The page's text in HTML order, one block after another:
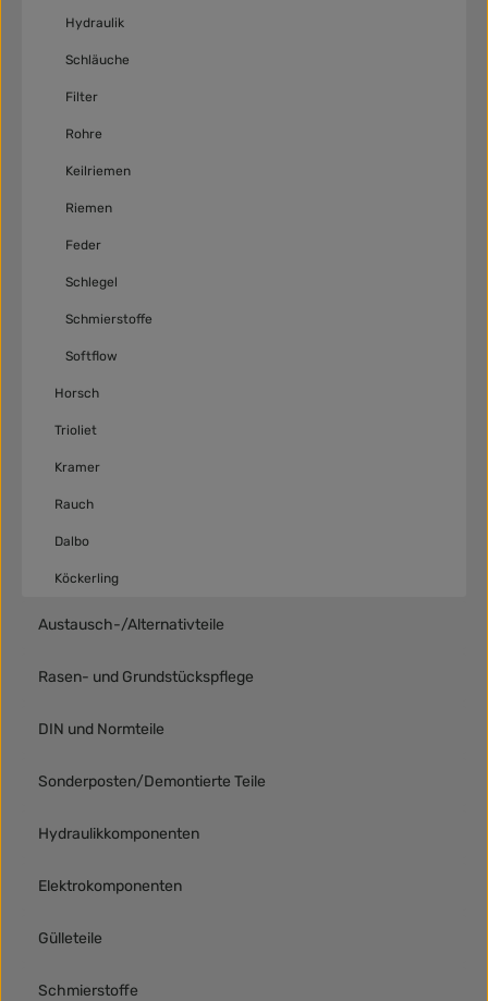
Hydraulik
Schläuche
Filter
Rohre
Keilriemen
Riemen
Feder
Schlegel
Schmierstoffe
Softflow
Horsch
Trioliet
Kramer
Rauch
Dalbo
Köckerling
Austausch-/Alternativteile
Rasen- und Grundstückspflege
DIN und Normteile
Sonderposten/Demontierte Teile
Hydraulikkomponenten
Elektrokomponenten
Gülleteile
Schmierstoffe